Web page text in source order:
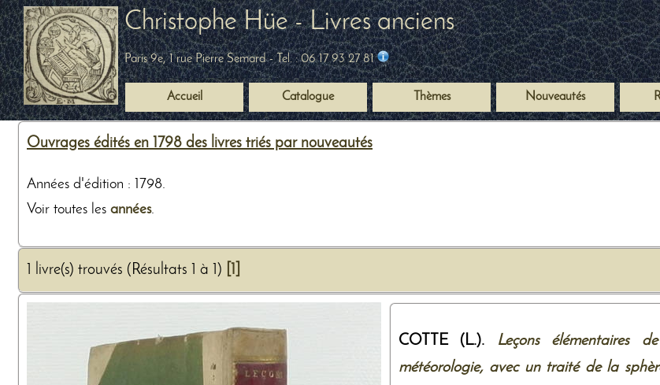
Christophe Hüe - Livres anciens
Paris 9e, 1 rue Pierre Semard- Tel. :06 17 93 27 81
Accueil Catalogue Thèmes Nouveautés
Ouvrages édités en 1798 des livres triés par nouveautés
Années d'édition : 1798.
Voir toutes les années.
1 livre(s) trouvés (Résultats 1 à 1)
COTTE (L.).
Leçons élémentaires
météorologie, avec un traité de la